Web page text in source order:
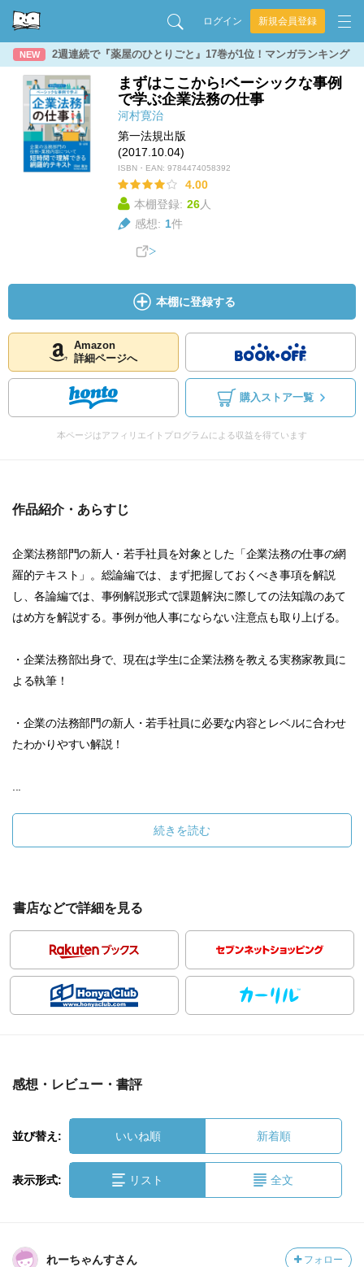
ログイン 新規会員登録
NEW 2週連続で『薬屋のひとりごと』17巻が1位！マンガランキング
まずはここから!ベーシックな事例
で学ぶ企業法務の仕事
河村寛治
第一法規出版
(2017.10.04)
ISBN・EAN: 9784474058392
4.00
本棚登録: 26人
感想: 1件
本棚に登録する
Amazon
詳細ページへ
購入ストア一覧
本ページはアフィリエイトプログラムによる収益を得ています
作品紹介・あらすじ
企業法務部門の新人・若手社員を対象とした「企業法務の仕事の網
羅的テキスト」。総論編では、まず把握しておくべき事項を解説
し、各論編では、事例解説形式で課題解決に際しての法知識のあて
はめ方を解説する。事例が他人事にならない注意点も取り上げる。
・企業法務部出身で、現在は学生に企業法務を教える実務家教員に
よる執筆！
・企業の法務部門の新人・若手社員に必要な内容とレベルに合わせ
たわかりやすい解説！
続きを読む
書店などで詳細を見る
感想・レビュー・書評
並び替え: いいね順 新着順
表示形式: リスト 全文
れーちゃんすさん フォロー